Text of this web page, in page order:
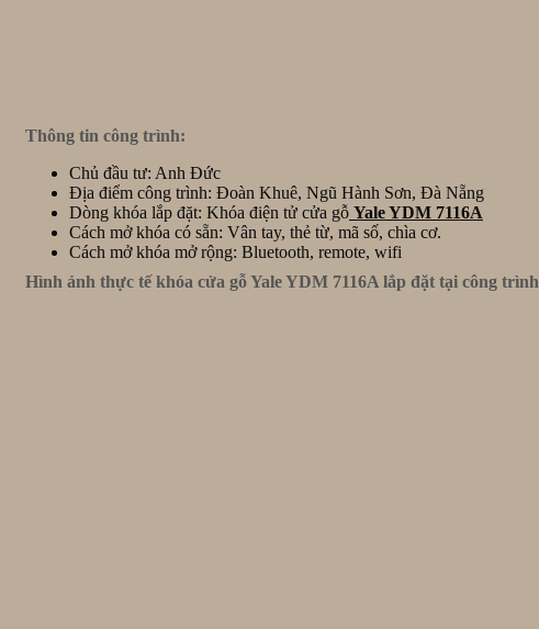
Thông tin công trình:
Chủ đầu tư: Anh Đức
Địa điểm công trình: Đoàn Khuê, Ngũ Hành Sơn, Đà Nẵng
Dòng khóa lắp đặt: Khóa điện tử cửa gỗ Yale YDM 7116A
Cách mở khóa có sẵn: Vân tay, thẻ từ, mã số, chìa cơ.
Cách mở khóa mở rộng: Bluetooth, remote, wifi
Hình ảnh thực tế khóa cửa gỗ Yale YDM 7116A lắp đặt tại công trình